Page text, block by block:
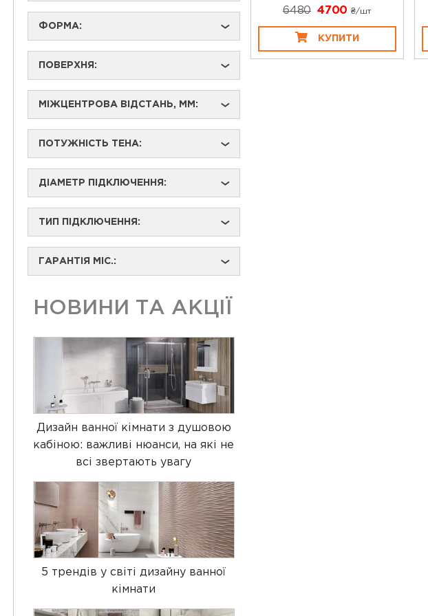
ФОРМА: ›
ПОВЕРХНЯ: ›
МІЖЦЕНТРОВА ВІДСТАНЬ, ММ: ›
ПОТУЖНІСТЬ ТЕНА: ›
ДІАМЕТР ПІДКЛЮЧЕННЯ: ›
ТИП ПІДКЛЮЧЕННЯ: ›
ГАРАНТІЯ МІС.: ›
НОВИНИ ТА АКЦІЇ
Дизайн ванної кімнати з душовою
кабіною: важливі нюанси, на які не
всі звертають увагу
5 трендів у світі дизайну ванної
кімнати
6480 4700 ₴/шт
КУПИТИ